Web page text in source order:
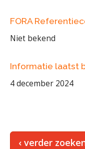
FORA
Niet bekend
Informatie laatst
4 december 2024
‹ verder